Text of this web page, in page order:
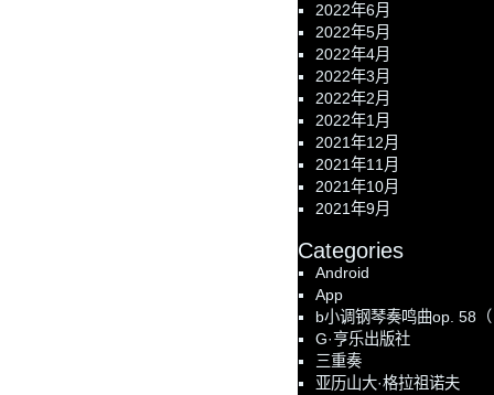
2022年6月
2022年5月
2022年4月
2022年3月
2022年2月
2022年1月
2021年12月
2021年11月
2021年10月
2021年9月
Categories
Android
App
b小调钢琴奏鸣曲op. 58
G·亨乐出版社
三重奏
亚历山大·格拉祖诺夫